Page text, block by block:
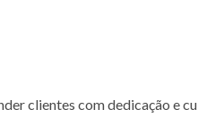
clientes com dedicação e